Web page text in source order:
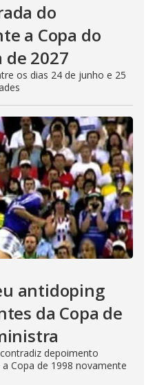
do
a Copa do
2027
os dias 24 de junho e 25
antidoping
da Copa de
depoimento
Copa de 1998 novamente